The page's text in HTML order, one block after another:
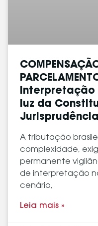
Interpretação
luz da
Jurisprudência
A tributação
complexidade,
permanente
de interpretação
cenário,
Leia mais »